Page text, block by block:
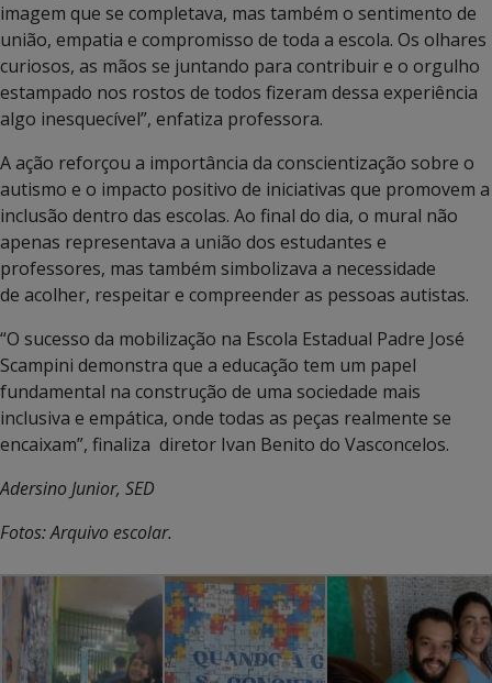
imagem que se completava, mas também o sentimento de
união, empatia e compromisso de toda a escola. Os olhares
curiosos, as mãos se juntando para contribuir e o orgulho
estampado nos rostos de todos fizeram dessa experiência
algo inesquecível”, enfatiza professora.
A ação reforçou a importância da conscientização sobre o
autismo e o impacto positivo de iniciativas que promovem a
inclusão dentro das escolas. Ao final do dia, o mural não
apenas representava a união dos estudantes e
professores, mas também simbolizava a necessidade
de acolher, respeitar e compreender as pessoas autistas.
“O sucesso da mobilização na Escola Estadual Padre José
Scampini demonstra que a educação tem um papel
fundamental na construção de uma sociedade mais
inclusiva e empática, onde todas as peças realmente se
encaixam”, finaliza diretor Ivan Benito do Vasconcelos.
Adersino Junior, SED
Fotos: Arquivo escolar.